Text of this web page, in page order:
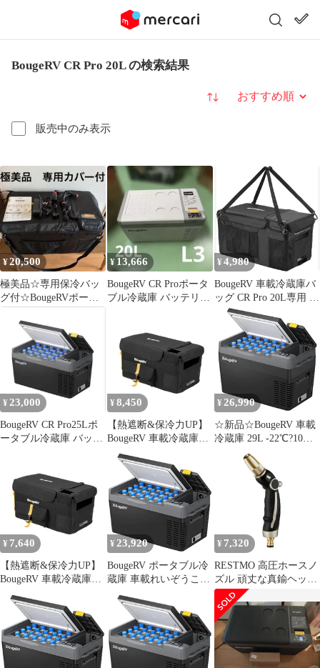
BougeRV CR Pro 20L の検索結果
販売中のみ表示
並び替え
¥20,500
極美品☆専用保冷バッ
グ付☆BougeRVポータ
CRPro20L
¥ 13,666
BougeRV CR Proポータ
ブル冷蔵庫 バッテリー
¥ 4,980
BougeRV 車載冷蔵庫バ
ッグ CR Pro 20L専用 収
納ケース 保冷 防塵 防
撥水 保護 20L
¥ 23,000
BougeRV CR Pro25Lポ
ータブル冷蔵庫 バッテ
¥ 8,450
【熱遮断&保冷力UP】
BougeRV 車載冷蔵庫バ
ッグ CR Pro 20L専用 収
納ケース | 省エネ 防塵
防湿 防撥水 耐摩耗 丸
洗い可能 高耐久設計 多
機能保護カバー 保冷・
保管両用 アウトドア冷
蔵庫用保護カバー 20Lts
eb556edc
¥ 26,990
☆新品☆BougeRV 車載
冷蔵庫 29L -22℃?10℃
急速冷凍 ポータブルれ
いぞうこ 【バッテリー
は別売りで、内蔵可
能】車載冷蔵冷凍庫
3WAY電源 DC12V/24V
AC100V 大容量 クーラ
ーボックス 電気式 電動
静音 省エ 6974d5e9
¥ 7,640
【熱遮断&保冷力UP】
BougeRV 車載冷蔵庫バ
ッグ CR Pro 20L専用 収
納ケース | 省エネ 防塵
防湿 防撥水 耐摩耗 丸
洗い可能 高耐久設計 多
機能保護カバー 保冷・
保管両用 アウトドア冷
¥ 23,920
BougeRV ポータブル冷
蔵庫 車載れいぞうこ
20L -22℃?10℃ 急速冷
凍 【バッテリー内蔵可
能・バッテリー別売】
3WAY電源 DC12V/24V
AC100V 車載冷蔵冷凍
庫 クーラーボックス 電
¥ 7,320
RESTMO 高圧ホースノ
ズル 頑丈な真鍮ヘッ
ド、洗車、庭掃除、芝
生や植物の散水用金属
水ホースノズル、調節
可能な親指流量制御、4
パターン マットブラッ
ク★m 3a00ad2f